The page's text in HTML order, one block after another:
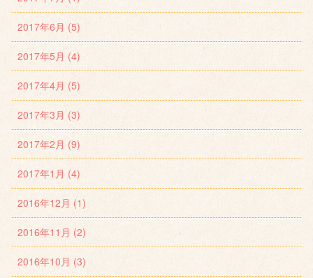
2017年6月 (5)
2017年5月 (4)
2017年4月 (5)
2017年3月 (3)
2017年2月 (9)
2017年1月 (4)
2016年12月 (1)
2016年11月 (2)
2016年10月 (3)